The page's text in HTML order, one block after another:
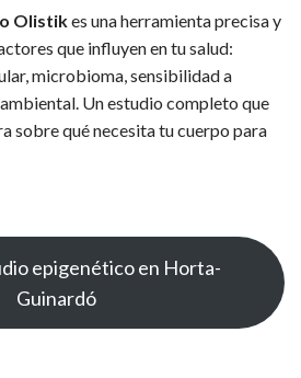
Olistikes una herramienta precisa y
que influyen en tu salud:
microbioma, sensibilidad a
Un estudio completo que
sobre qué necesita tu cuerpo para
epigenético en Horta-
Guinardó